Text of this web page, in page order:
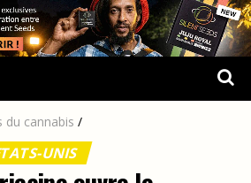
du cannabis /
UNIS